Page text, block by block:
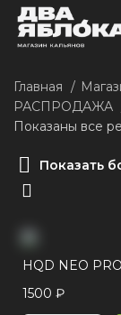
Главная
РАСПРОДАЖА
Показаны все
Показать
HQD NEO
1500 ₽